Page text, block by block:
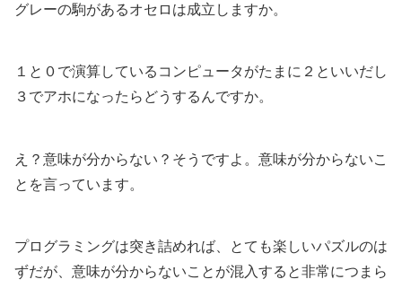
グレーの駒があるオセロは成立しますか。
１と０で演算しているコンピュータがたまに２といいだし
３でアホになったらどうするんですか。
え？意味が分からない？そうですよ。意味が分からないこ
とを言っています。
プログラミングは突き詰めれば、とても楽しいパズルのは
ずだが、意味が分からないことが混入すると非常につまら